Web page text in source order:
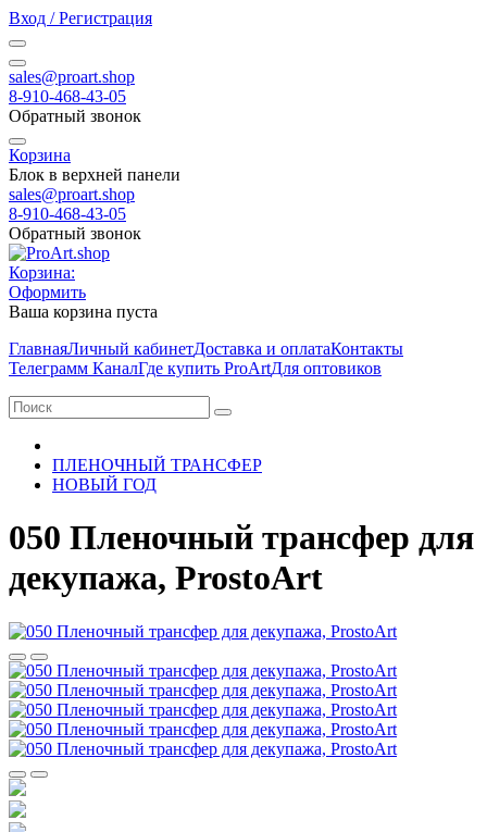
Вход / Регистрация
sales@proart.shop
8-910-468-43-05
Обратный звонок
Корзина
Блок в верхней панели
sales@proart.shop
8-910-468-43-05
Обратный звонок
Корзина:
Оформить
Ваша корзина пуста
ГлавнаяЛичный кабинетДоставка и оплатаКонтакты
Телеграмм КаналГде купить ProArtДля оптовиков
ПЛЕНОЧНЫЙ ТРАНСФЕР
НОВЫЙ ГОД
050 Пленочный трансфер для
декупажа, ProstoArt